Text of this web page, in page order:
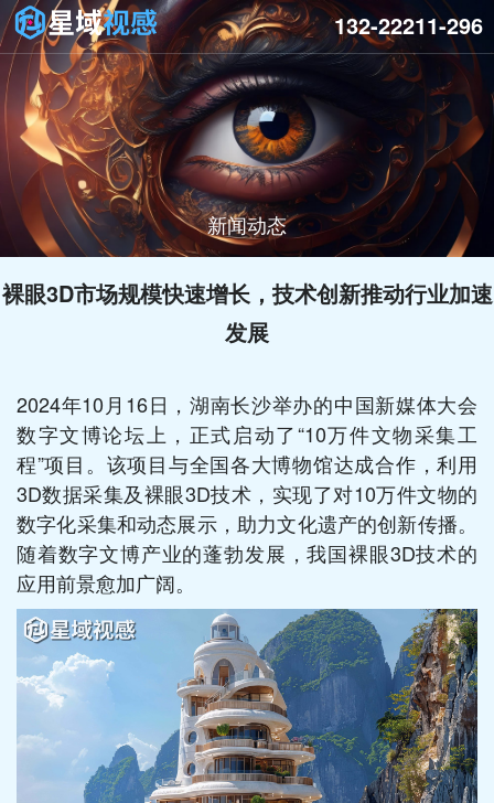
新闻动态
132-22211-296
裸眼3D市场规模快速增长，技术创新推动行业加速
发展
2024年10月16日，湖南长沙举办的中国新媒体大会
数字文博论坛上，正式启动了“10万件文物采集工
程”项目。该项目与全国各大博物馆达成合作，利用
3D数据采集及裸眼3D技术，实现了对10万件文物的
数字化采集和动态展示，助力文化遗产的创新传播。
随着数字文博产业的蓬勃发展，我国裸眼3D技术的
应用前景愈加广阔。